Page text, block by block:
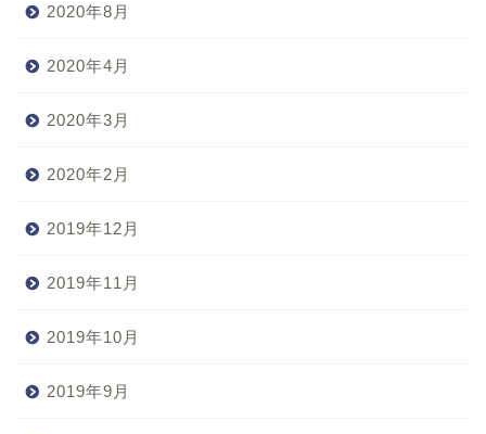
2020年8月
2020年4月
2020年3月
2020年2月
2019年12月
2019年11月
2019年10月
2019年9月